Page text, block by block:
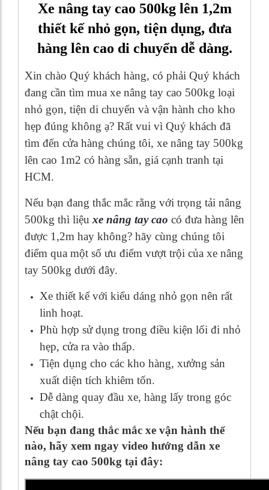
Xe nâng tay cao 500kg lên 1,2m
thiết kế nhỏ gọn, tiện dụng, đưa
hàng lên cao di chuyển dễ dàng.
Xin chào Quý khách hàng, có phải Quý khách
đang cần tìm mua xe nâng tay cao 500kg loại
nhỏ gọn, tiện di chuyển và vận hành cho kho
hẹp đúng không ạ? Rất vui vì Quý khách đã
tìm đến cửa hàng chúng tôi, xe nâng tay 500kg
lên cao 1m2 có hàng sẵn, giá cạnh tranh tại
HCM.
Nếu bạn đang thắc mắc rằng với trọng tải nâng
500kg thì liệu xe nâng tay cao có đưa hàng lên
được 1,2m hay không? hãy cùng chúng tôi
điểm qua một số ưu điểm vượt trội của xe nâng
tay 500kg dưới đây.
Xe thiết kế với kiểu dáng nhỏ gọn nên rất
linh hoạt.
Phù hợp sử dụng trong điều kiện lối đi nhỏ
hẹp, cửa ra vào thấp.
Tiện dụng cho các kho hàng, xưởng sản
xuất diện tích khiêm tốn.
Dễ dàng quay đầu xe, hàng lấy trong góc
chật chội.
Nếu bạn đang thắc mắc xe vận hành thế
nào, hãy xem ngay video hướng dẫn xe
nâng tay cao 500kg tại đây: